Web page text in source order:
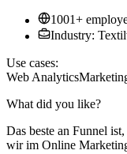
1001+
Industry:
Use cases:
Web Analytics
What did you like?
Das beste an Funnel
wir im Online